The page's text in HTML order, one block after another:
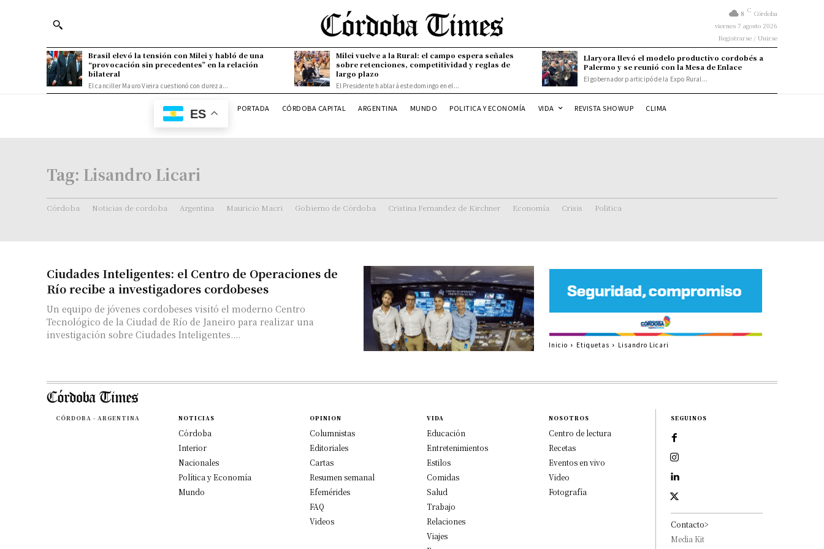
8 C Córdoba
viernes 7 agosto 2026
Registrarse / Unirse
Brasil elevó la tensión con Milei y habló de una
“provocación sin precedentes” en la relación
bilateral
El canciller Mauro Vieira cuestionó con dureza...
Milei vuelve a la Rural: el campo espera señales
sobre retenciones, competitividad y reglas de
largo plazo
El Presidente hablará este domingo en el...
Llaryora llevó el modelo productivo cordobés a
Palermo y se reunió con la Mesa de Enlace
El gobernador participó de la Expo Rural...
ES PORTADA CÓRDOBA CAPITAL ARGENTINA MUNDO POLITICA Y ECONOMÍA VIDA REVISTA SHOWUP CLIMA
Tag: Lisandro Licari
Córdoba Noticias de cordoba Argentina Mauricio Macri Gobierno de Córdoba Cristina Fernandez de Kirchner Economía Crisis Politica
Ciudades Inteligentes: el Centro de Operaciones de
Río recibe a investigadores cordobeses
Un equipo de jóvenes cordobeses visitó el moderno Centro
Tecnológico de la Ciudad de Río de Janeiro para realizar una
investigación sobre Ciudades Inteligentes....
Inicio Etiquetas Lisandro Licari
CÓRDOBA - ARGENTINA NOTICIAS
Córdoba
Interior
Nacionales
Política y Economía
Mundo
OPINION
Columnistas
Editoriales
Cartas
Resumen semanal
Efemérides
FAQ
Videos
VIDA
Educación
Entretenimientos
Estilos
Comidas
Salud
Trabajo
Relaciones
Viajes
NOSOTROS
Centro de lectura
Recetas
Eventos en vivo
Video
Fotografía
SEGUINOS
Contacto>
Media Kit